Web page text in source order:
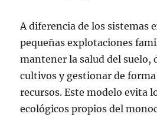
A diferencia de los sistemas
pequeñas explotaciones
mantener la salud del suelo,
cultivos y gestionar de
recursos. Este modelo evita
ecológicos propios del